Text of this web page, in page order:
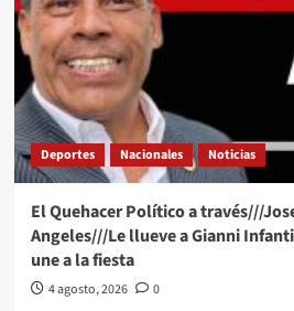
Deportes Nacionales Noticias
El Quehacer Político a través///
Angeles///Le llueve a Gianni
une a la fiesta
4 agosto, 2026 0